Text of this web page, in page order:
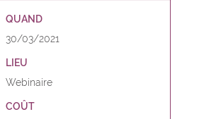
QUAND
30/03/2021
LIEU
Webinaire
COÛT